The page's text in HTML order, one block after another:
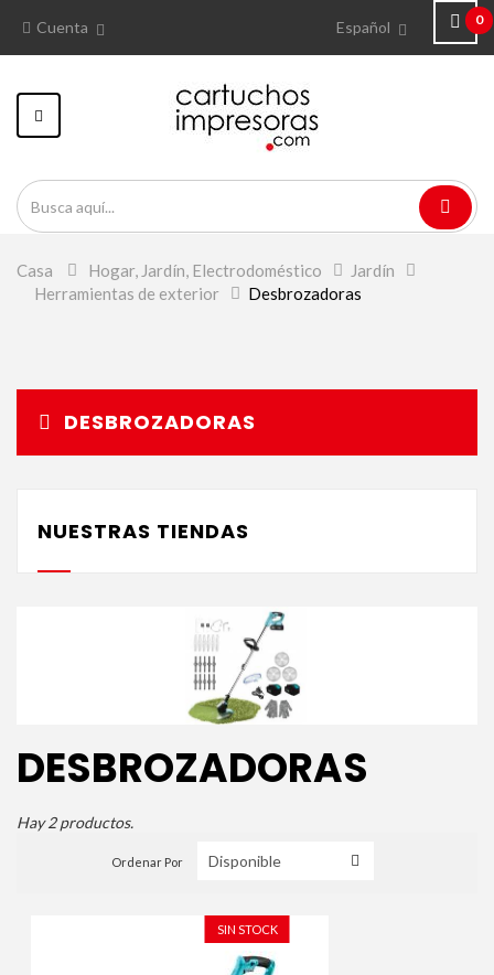
0
Español
Cuenta
Navegación
Toggle
Casa > Hogar, Jardín, Electrodoméstico > Jardín
Herramientas de exterior > Desbrozadoras
DESBROZADORAS
NUESTRAS TIENDAS
DESBROZADORAS
Hay 2 productos.
Ordenar Por
SIN STOCK